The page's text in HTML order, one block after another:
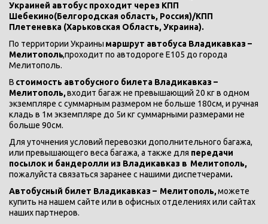
Украиней автобус проходит через КПП
Шебекино(Белгородская область, Россия)/КПП
Плетеневка (Харьковская Область, Украина).
По территории Украины
Мелитополь,проходит по автодороге Е105 до города
Мелитополь.
В
Мелитополь, входит багаж не превышающий 20 кг в одном
экземпляре с суммарным размером не больше 180см, и ручная
кладь в 1м экземпляре до 5и кг суммарными размерами не
больше 90см.
Для уточнения условий перевозки дополнительного багажа,
или превышающего веса багажа, а также для передачи
посылок и бандеролли из Владикавказ в Мелитополь,
пожалуйста связаться заранее с нашими диспетчерами.
Автобусный билет Владикавказ – Мелитополь, можете
купить на нашем сайте или в офисных отделениях или сайтах
наших партнеров.